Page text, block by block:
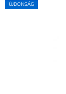
ÚJDONSÁG